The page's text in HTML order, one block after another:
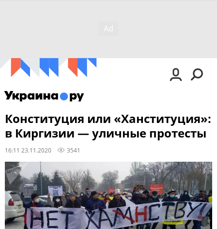
Конституция или «Ханституция»:
в Киргизии — уличные протесты
16:11 23.11.2020 3541